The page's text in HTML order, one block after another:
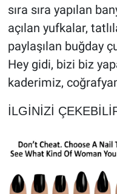
sıra sıra yapılan
açılan yufkalar,
paylaşılan buğday
Hey gidi, bizi biz
kaderimiz,